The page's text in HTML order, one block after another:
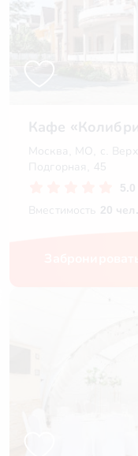
Кафе
Москва, МО, с.
Подгорная, 45
5.0
Вместимость 20 чел.